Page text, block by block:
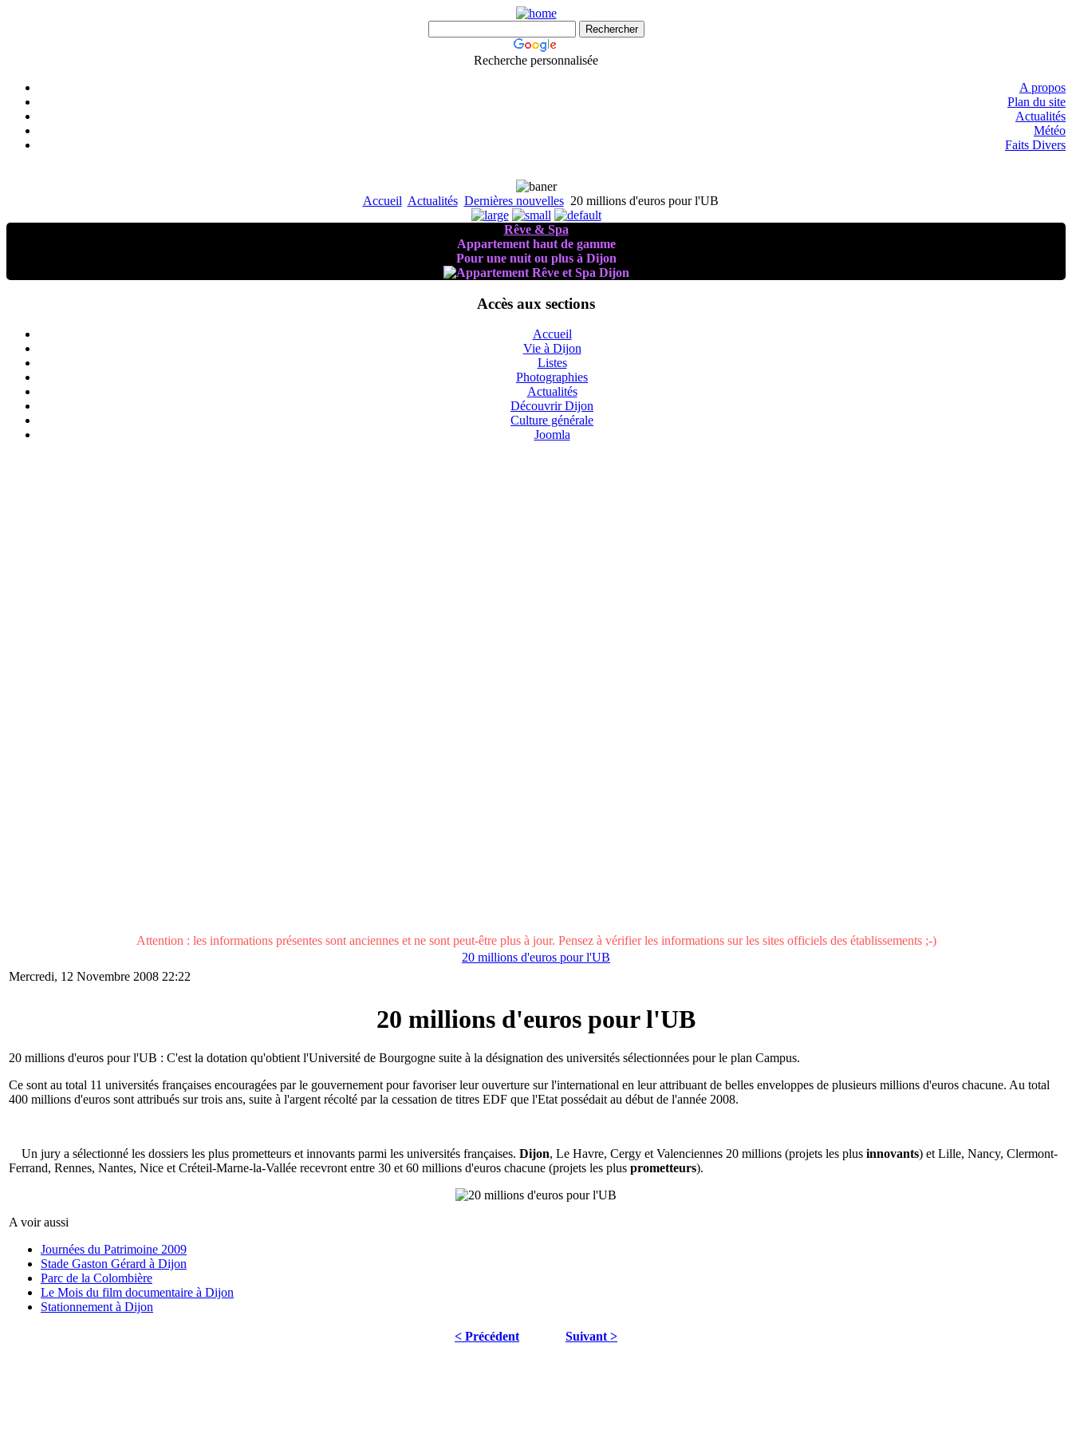
Recherche personnalisée
A propos
Plan du site
Actualités
Météo
Faits Divers
Accueil Actualités Dernières nouvelles 20 millions d'euros pour l'UB
Rêve & Spa
Appartement haut de gamme
Pour une nuit ou plus à Dijon
Accès aux sections
Accueil
Vie à Dijon
Listes
Photographies
Actualités
Découvrir Dijon
Culture générale
Joomla
Attention : les informations présentes sont anciennes et ne sont peut-être plus à jour. Pensez à vérifier les informations sur les sites officiels des établissements ;-)
20 millions d'euros pour l'UB
Mercredi, 12 Novembre 2008 22:22
20 millions d'euros pour l'UB
20 millions d'euros pour l'UB : C'est la dotation qu'obtient l'Université de Bourgogne suite à la désignation des universités sélectionnées pour le plan Campus.
Ce sont au total 11 universités françaises encouragées par le gouvernement pour favoriser leur ouverture sur l'international en leur attribuant de belles enveloppes de plusieurs millions d'euros chacune. Au total
400 millions d'euros sont attribués sur trois ans, suite à l'argent récolté par la cessation de titres EDF que l'Etat possédait au début de l'année 2008.
Un jury a sélectionné les dossiers les plus prometteurs et innovants parmi les universités françaises. Dijon, Le Havre, Cergy et Valenciennes 20 millions (projets les plus innovants) et Lille, Nancy, Clermont-
Ferrand, Rennes, Nantes, Nice et Créteil-Marne-la-Vallée recevront entre 30 et 60 millions d'euros chacune (projets les plus prometteurs).
A voir aussi
Journées du Patrimoine 2009
Stade Gaston Gérard à Dijon
Parc de la Colombière
Le Mois du film documentaire à Dijon
Stationnement à Dijon
< Précédent Suivant >